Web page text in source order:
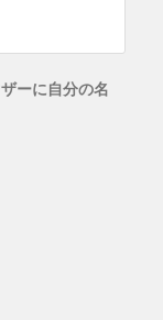
ーに自分の名